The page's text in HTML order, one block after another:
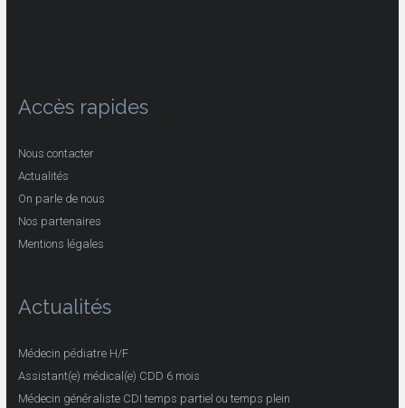
Accès rapides
Nous contacter
Actualités
On parle de nous
Nos partenaires
Mentions légales
Actualités
Médecin pédiatre H/F
Assistant(e) médical(e) CDD 6 mois
Médecin généraliste CDI temps partiel ou temps plein